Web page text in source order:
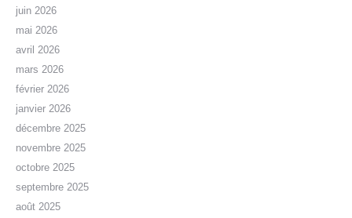
juin 2026
mai 2026
avril 2026
mars 2026
février 2026
janvier 2026
décembre 2025
novembre 2025
octobre 2025
septembre 2025
août 2025